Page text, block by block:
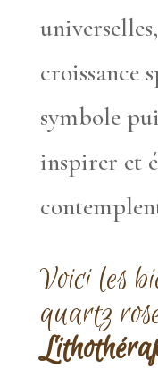
croissance
symbole
inspirer et
Voici les
quartz